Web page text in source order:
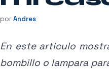
porAndres
En este articulo
bombillo o lampara